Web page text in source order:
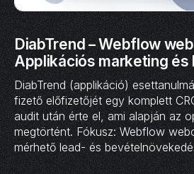
DiabTrend – Webflow
Applikációs marketing és
DiabTrend (applikáció)
fizető előfizetőjét egy komplett
audit után érte el, ami alapján az
megtörtént. Fókusz: Webflow
mérhető lead- és